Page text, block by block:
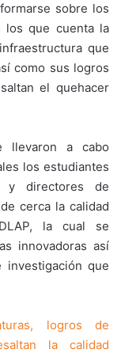
sobre los
los que cuenta la
que
como sus logros
el quehacer
llevaron a cabo
los estudiantes
y directores de
cerca la calidad
la cual se
innovadoras así
que
logros de
la calidad